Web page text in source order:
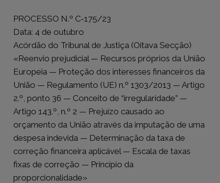
PROCESSO N.º C‑175/23
Data: 4 de outubro
Acórdão do Tribunal de Justiça (Oitava Secção)
«Reenvio prejudicial — Recursos próprios da União
Europeia — Proteção dos interesses financeiros da
União — Regulamento (UE) n.º 1303/2013 — Artigo
2.º, ponto 36 — Conceito de “irregularidade” —
Artigo 143.º, n.º 2 — Prejuízo causado ao
orçamento da União através da imputação de uma
despesa indevida — Determinação da taxa de
correção financeira aplicável — Escala de taxas
fixas de correção — Princípio da
proporcionalidade»